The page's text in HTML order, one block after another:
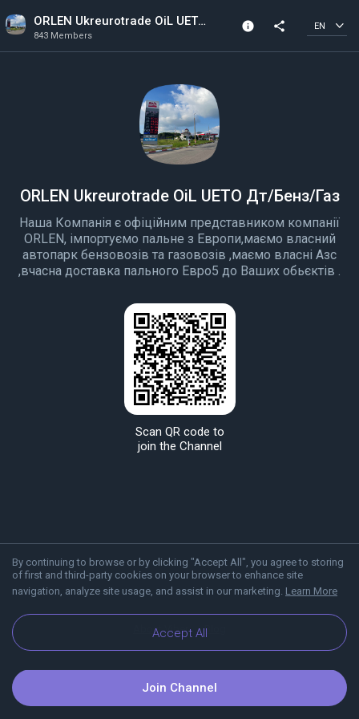
ORLEN Ukreurotrade OiL UETO Дт/Бенз/Газ
843 Members
info
Created In 2022
share EN
By continuing to browse or by clicking "Accept All", you agree to storing
of first and third-party cookies on your browser to enhance site
navigation, analyze site usage, and assist in our marketing. Learn More
Accept All
ORLEN Ukreurotrade OiL UETO Дт/Бенз/Газ
Наша Компанія є офіційним представником компанії
ORLEN, імпортуємо пальне з Европи,маємо власний
автопарк бензовозів та газовозів ,маємо власні Азс
,вчасна доставка пального Евро5 до Ваших обьєктів .
Scan QR code to
join the Channel
About Viber Blog
Join Channel